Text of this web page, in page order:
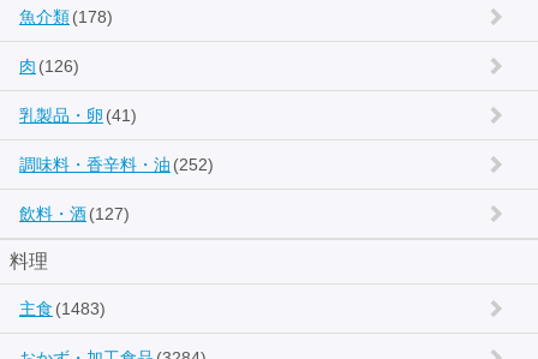
魚介類(178)
肉 (126)
乳製品・卵 (41)
調味料・香辛料・油 (252)
飲料・酒(127)
料理
主食 (1483)